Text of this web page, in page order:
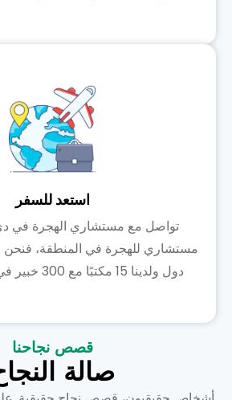
استعد للسفر
تواصل مع مستشاري الهجرة في دي
مستشاري للهجرة في المنطقة،
دول ولدينا 15 مكتبًا مع 300 خبير في مجال الهجرة!
قصص نجاحنا
صالة